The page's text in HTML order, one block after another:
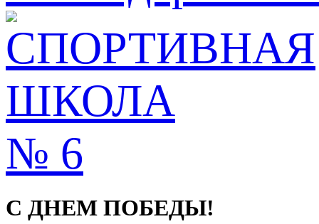
С ДНЕМ ПОБЕДЫ!